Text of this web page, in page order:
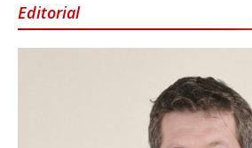
Editorial